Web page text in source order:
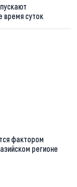
время суток
фактором
регионе